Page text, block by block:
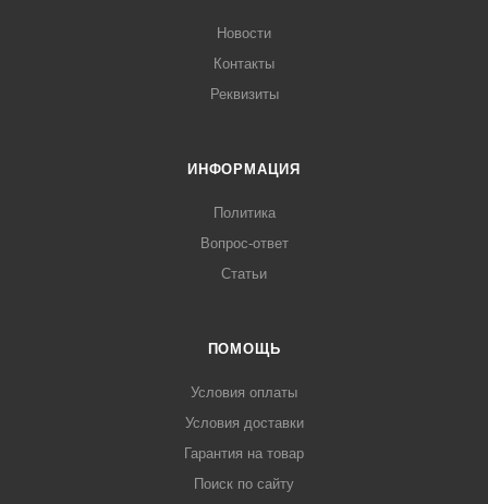
Новости
Контакты
Реквизиты
ИНФОРМАЦИЯ
Политика
Вопрос-ответ
Статьи
ПОМОЩЬ
Условия оплаты
Условия доставки
Гарантия на товар
Поиск по сайту